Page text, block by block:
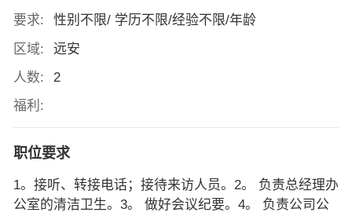
要求:
性别不限/ 学历不限/经验不限/年龄
区域:
远安
人数:
2
福利:
职位要求
1。接听、转接电话；接待来访人员。2。 负责总经理办
公室的清洁卫生。3。 做好会议纪要。4。 负责公司公